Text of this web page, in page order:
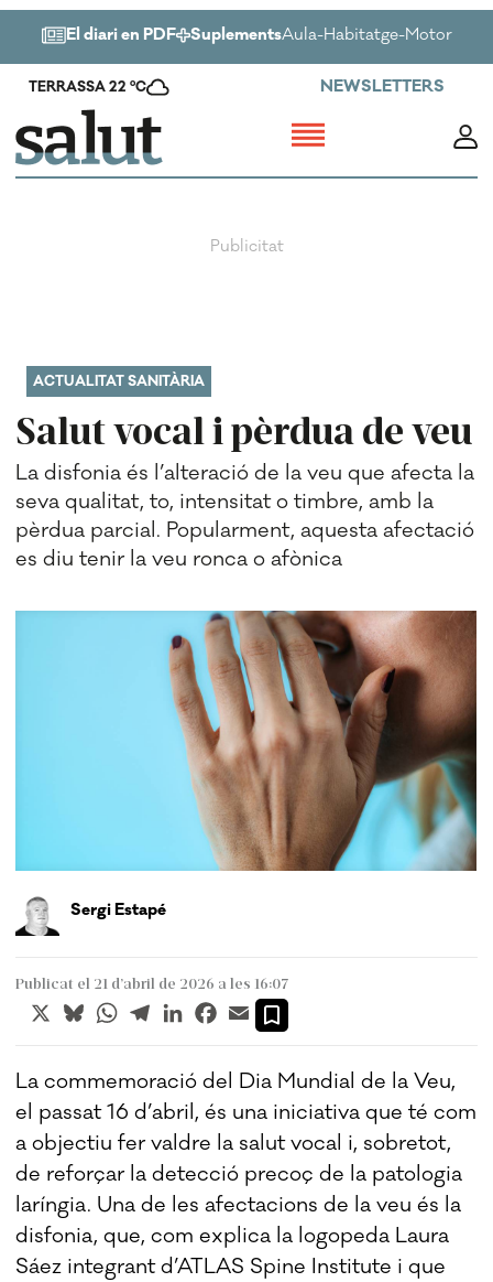
El diari en PDF SuplementsAula-Habitatge-Motor-
TERRASSA 22 ºC NEWSLETTERS
Salut vocal i pèrdua de veu
ACTUALITAT SANITÀRIA
La disfonia és l’alteració de la veu que afecta la
seva qualitat, to, intensitat o timbre, amb la
pèrdua parcial. Popularment, aquesta afectació
es diu tenir la veu ronca o afònica
Sergi Estapé
Publicat el 21 d’abril de 2026 a les 16:07
X BlueskyWhatsApp
TelegramLinkedInFacebook
Email
La commemoració del Dia Mundial de la Veu,
el passat 16 d’abril, és una iniciativa que té com
a objectiu fer valdre la salut vocal i, sobretot,
de reforçar la detecció precoç de la patologia
laríngia. Una de les afectacions de la veu és la
disfonia, que, com explica la logopeda Laura
Sáez integrant d’ATLAS Spine Institute i que